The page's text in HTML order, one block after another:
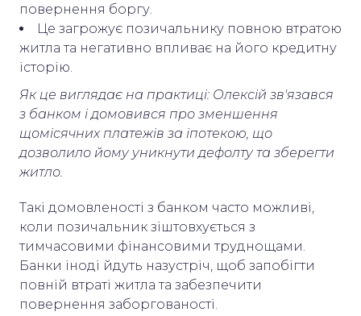
повернення боргу.
Це загрожує позичальнику повною втратою
житла та негативно впливає на його кредитну
історію.
Як це виглядає на практиці: Олексій зв'язався
з банком і домовився про зменшення
щомісячних платежів за іпотекою, що
дозволило йому уникнути дефолту та зберегти
житло.
Такі домовленості з банком часто можливі,
коли позичальник зіштовхується з
тимчасовими фінансовими труднощами.
Банки іноді йдуть назустріч, щоб запобігти
повній втраті житла та забезпечити
повернення заборгованості.